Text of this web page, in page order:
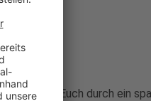
haben Euch durch ein